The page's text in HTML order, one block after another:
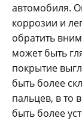
автомобиля.
коррозии и
обратить
может быть
покрытие
быть более
пальцев, в то
быть более